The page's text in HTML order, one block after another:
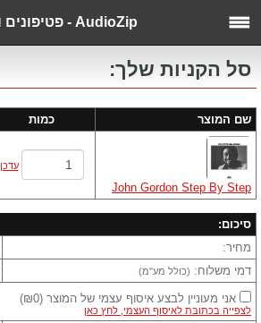
AudioZip - פטיפונים וסטריאו...
סל הקניות שלך:
שם המוצר כמות
John Gordon Step By Step
עדכן
סיכום:
מחיר:
דמי משלוח: (כולל מע"מ)
אני מעוניין לבצע איסוף עצמי של המוצר (
₪0
)
לצפייה בכתובת לאיסוף העצמי, לחץ כאן